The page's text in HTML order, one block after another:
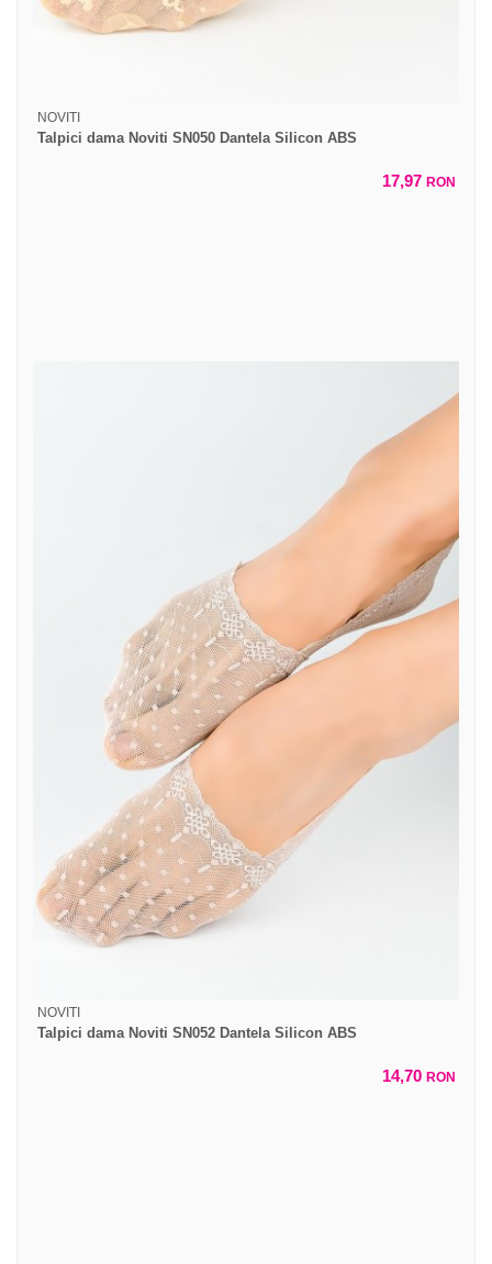
NOVITI
Talpici dama Noviti SN050 Dantela Silicon ABS
17,97 RON
NOVITI
Talpici dama Noviti SN052 Dantela Silicon ABS
14,70 RON